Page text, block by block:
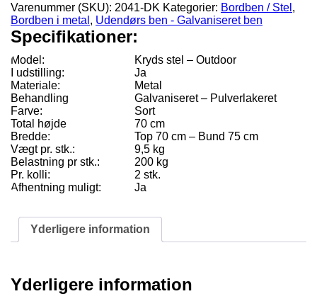
Varenummer (SKU): 2041-DK Kategorier: Bordben / Stel ,
Bordben i metal , Udendørs ben - Galvaniseret ben
Specifikationer:
Model:
Kryds stel – Outdoor
I udstilling:
Ja
Materiale:
Metal
Behandling
Galvaniseret – Pulverlakeret
Farve:
Sort
Total højde
70 cm
Bredde:
Top 70 cm – Bund 75 cm
Vægt pr. stk.:
9,5 kg
Belastning pr stk.:
200 kg
Pr. kolli:
2 stk.
Afhentning muligt:
Ja
Yderligere information
Yderligere information